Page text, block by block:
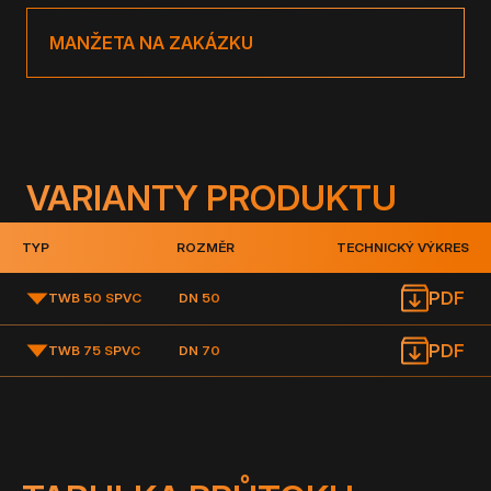
MANŽETA NA ZAKÁZKU
VARIANTY PRODUKTU
TYP ROZMĚR TECHNICKÝ VÝKRES
TWB 50 SPVC DN 50 PDF
TWB 75 SPVC DN 70 PDF